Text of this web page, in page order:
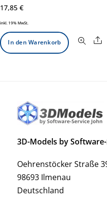
17,85 €
inkl. 19% MwSt.
In den Warenkorb
3D-Models by
Oehrenstöcker Straße
98693 Ilmenau
Deutschland